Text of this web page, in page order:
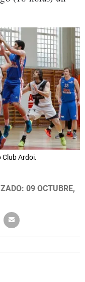
Ardoi.
09 OCTUBRE,